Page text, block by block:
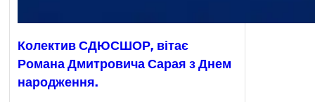
Колектив СДЮСШОР, вітає
Романа Дмитровича Сарая з Днем
народження.